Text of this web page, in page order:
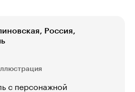
Россия,
с персонажной